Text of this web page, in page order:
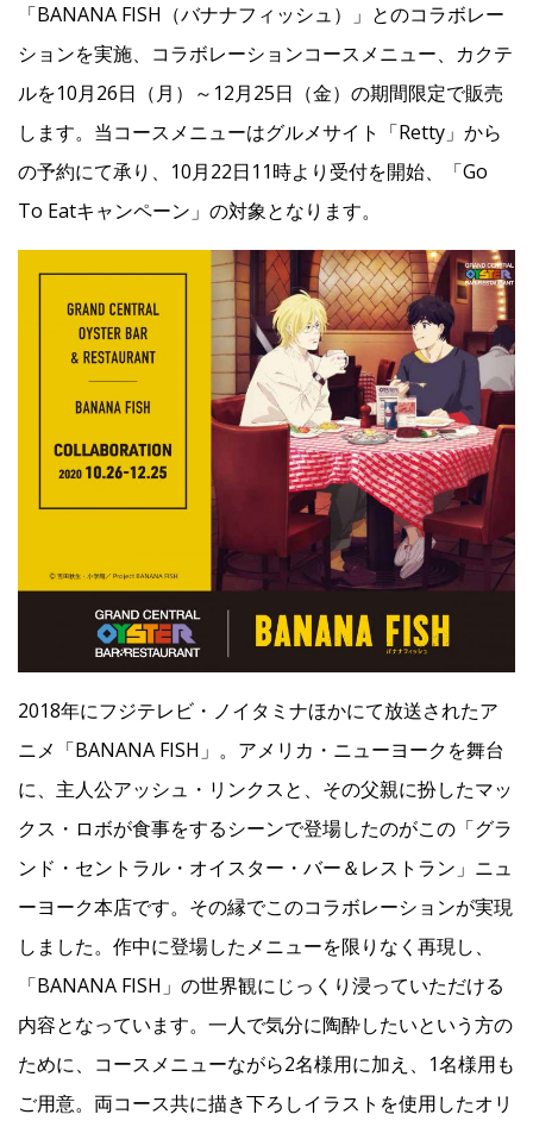
Contact
Facebook
JP EN
「BANANA FISH（バナナフィッシュ）」とのコラボレー
ションを実施、コラボレーションコースメニュー、カクテ
ルを10月26日（月）～12月25日（金）の期間限定で販売
します。当コースメニューはグルメサイト「Retty」から
の予約にて承り、10月22日11時より受付を開始、「Go
To Eatキャンペーン」の対象となります。
2018年にフジテレビ・ノイタミナほかにて放送されたア
ニメ「BANANA FISH」。アメリカ・ニューヨークを舞台
に、主人公アッシュ・リンクスと、その父親に扮したマッ
クス・ロボが食事をするシーンで登場したのがこの「グラ
ンド・セントラル・オイスター・バー＆レストラン」ニュ
ーヨーク本店です。その縁でこのコラボレーションが実現
しました。作中に登場したメニューを限りなく再現し、
「BANANA FISH」の世界観にじっくり浸っていただける
内容となっています。一人で気分に陶酔したいという方の
ために、コースメニューながら2名様用に加え、1名様用も
ご用意。両コース共に描き下ろしイラストを使用したオリ